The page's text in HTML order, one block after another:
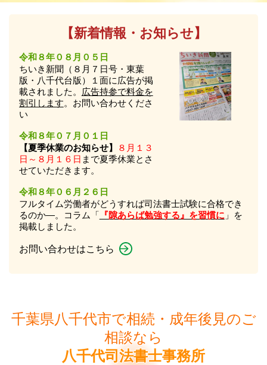
【新着情報・お知らせ】
令和８年０８月０５日
ちいき新聞（８月７日号・東葉
版・八千代台版）
１面に広告が掲
載されました。 広告持参で料金を
割引します。お問い合わせくださ
い
令和８年０７月０１日
【夏季休業のお知らせ】
８月１３
日～８月１６日 まで夏季休業とさ
せていただきます。
令和８年０６月２６日
フルタイム労働者がどうすれば司法書士試験に合格でき
るのか―。コラム「 『隙あらば勉強する』を習慣に 」を
掲載しました。
お問い合わせはこちら
千葉県八千代市で相続・成年後見のご
相談なら
八千代司法書士事務所